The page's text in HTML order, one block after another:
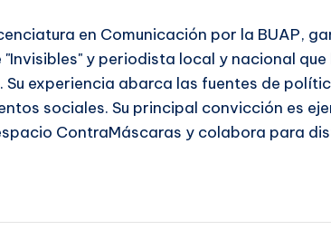
en Comunicación por la BUAP,
y periodista local y nacional
Su experiencia abarca las fuentes de
sociales. Su principal convicción es
ContraMáscaras y colabora para